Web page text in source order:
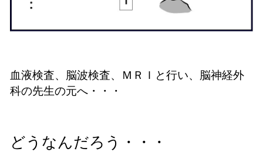
血液検査、脳波検査、ＭＲＩと行い、 脳神経外
科の先生の元へ・・・
どうなんだろう・・・